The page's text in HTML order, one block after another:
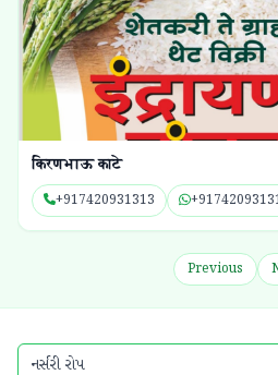
किरणभाऊ काटे
+917420931313
Previous
નર્સરી રોપ